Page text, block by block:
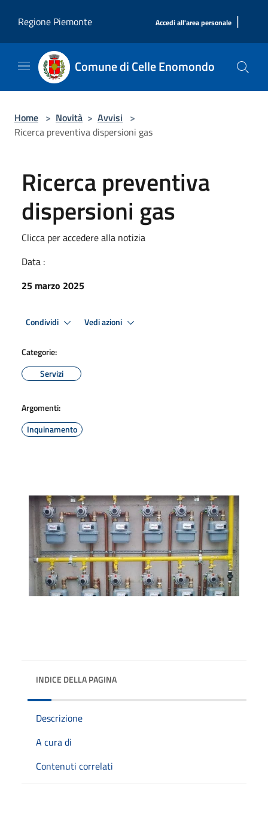
Regione Piemonte
Accedi all'area personale |
Comune di Celle Enomondo
Home > Novità > Avvisi >
Ricerca preventiva dispersioni gas
Ricerca preventiva
dispersioni gas
Clicca per accedere alla notizia
Data :
25 marzo 2025
Condividi Vedi azioni
Categorie:
Servizi
Argomenti:
Inquinamento
INDICE DELLA PAGINA
Descrizione
A cura di
Contenuti correlati